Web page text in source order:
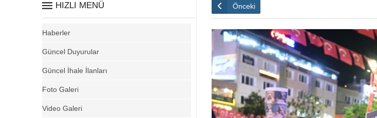
Önceki
HIZLI MENÜ
Haberler
Güncel Duyurular
Güncel İhale İlanları
Foto Galeri
Video Galeri